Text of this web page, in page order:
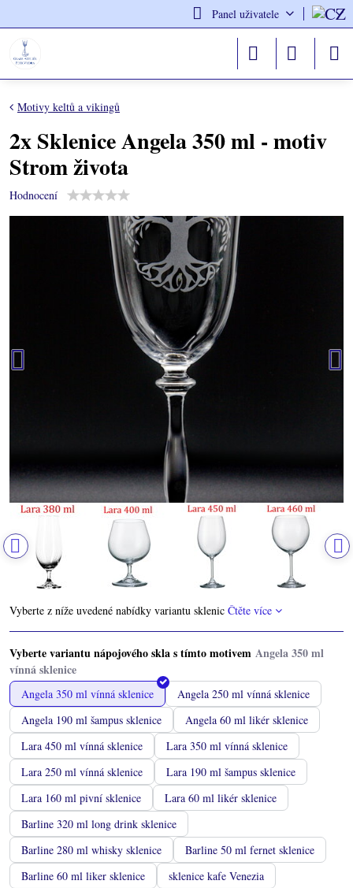
Panel uživatele
Motivy keltů a vikingů
2x Sklenice Angela 350 ml - motiv
Strom života
Hodnocení
Vyberte z níže uvedené nabídky variantu sklenic Čtěte více
Vyberte variantu nápojového skla s tímto motivem
Angela 350 ml vínná sklenice
Angela 250 ml vínná sklenice
Angela 190 ml šampus sklenice
Angela 60 ml likér sklenice
Lara 450 ml vínná sklenice
Lara 350 ml vínná sklenice
Lara 250 ml vínná sklenice
Lara 190 ml šampus sklenice
Lara 160 ml pivní sklenice
Lara 60 ml likér sklenice
Barline 320 ml long drink sklenice
Barline 280 ml whisky sklenice
Barline 50 ml fernet sklenice
Barline 60 ml liker sklenice
sklenice kafe Venezia